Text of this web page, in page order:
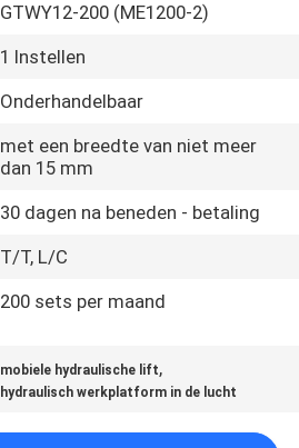
GTWY12-200 (ME1200-2)
1 Instellen
Onderhandelbaar
met een breedte van niet meer
dan 15 mm
30 dagen na beneden - betaling
T/T, L/C
200 sets per maand
mobiele hydraulische lift,
hydraulisch werkplatform in de lucht